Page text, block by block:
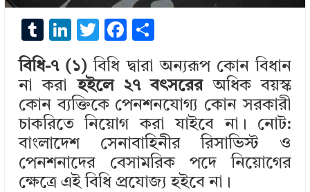
T
m
bl
r
Li
k
e
dI
n
T
w
it
te
r
F
e
b
o
o
k
ar
e
বিধি-৭ (১) বিধি দ্বারা অন্যরূপ কোন বিধান
না করাহইলে ২৭ বৎসরেরঅধিক বয়স্ক
কোন ব্যক্তিকে পেনশনযোগ্য কোন সরকারী
চাকরিতে নিয়োগ করা যাইবে না। নোট:
বাংলাদেশ সেনাবাহিনীর রিসাভিস্ট ও
পেনশনাদের বেসামরিক পদে নিয়োগের
ক্ষেত্রে এই বিধি প্রযোজ্য হইবে না।